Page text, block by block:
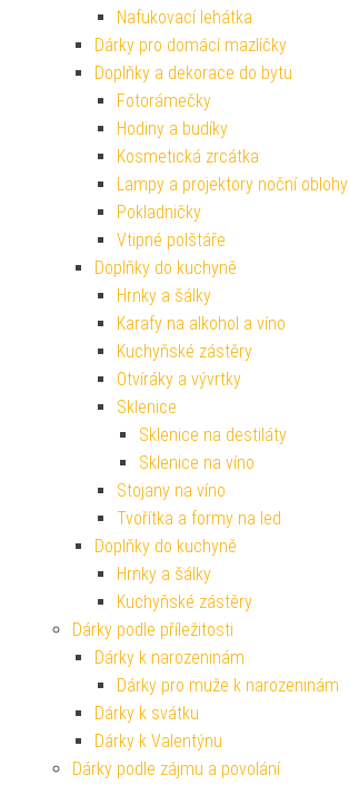
Nafukovací lehátka
Dárky pro domácí mazlíčky
Doplňky a dekorace do bytu
Fotorámečky
Hodiny a budíky
Kosmetická zrcátka
Lampy a projektory noční oblohy
Pokladničky
Vtipné polštáře
Doplňky do kuchyně
Hrnky a šálky
Karafy na alkohol a víno
Kuchyňské zástěry
Otvíráky a vývrtky
Sklenice
Sklenice na destiláty
Sklenice na víno
Stojany na víno
Tvořítka a formy na led
Doplňky do kuchyně
Hrnky a šálky
Kuchyňské zástěry
Dárky podle příležitosti
Dárky k narozeninám
Dárky pro muže k narozeninám
Dárky k svátku
Dárky k Valentýnu
Dárky podle zájmu a povolání